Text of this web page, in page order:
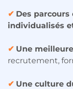
✔ Des
individualisés
✔ Une
recrutement,
✔ Une culture